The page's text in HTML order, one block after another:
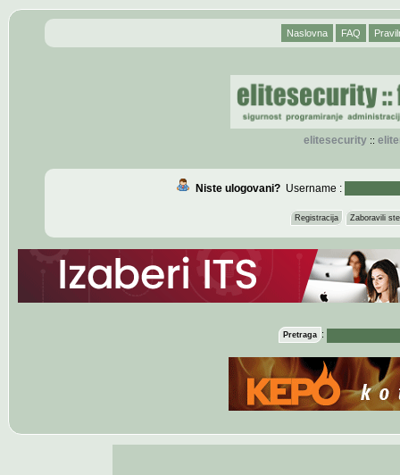
Naslovna FAQ
elitesecurity::
Niste ulogovani?Username :
Registracija Zaboravili
Pretraga :